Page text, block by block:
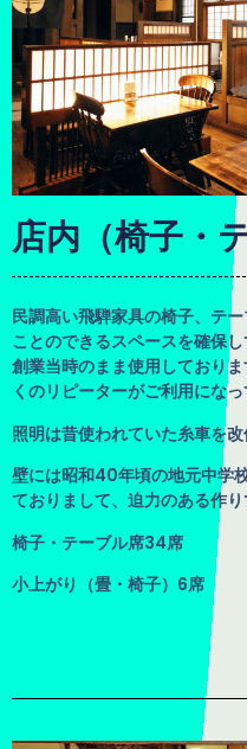
店内（椅子・
民調高い飛騨家具の椅子、テ
ことのできるスペースを確保
創業当時のまま使用しており
くのリピーターがご利用になっ
照明は昔使われていた糸車を
壁には昭和40年頃の地元中学
ておりまして、迫力のある作
椅子・テーブル席34席
小上がり（畳・椅子） 6席